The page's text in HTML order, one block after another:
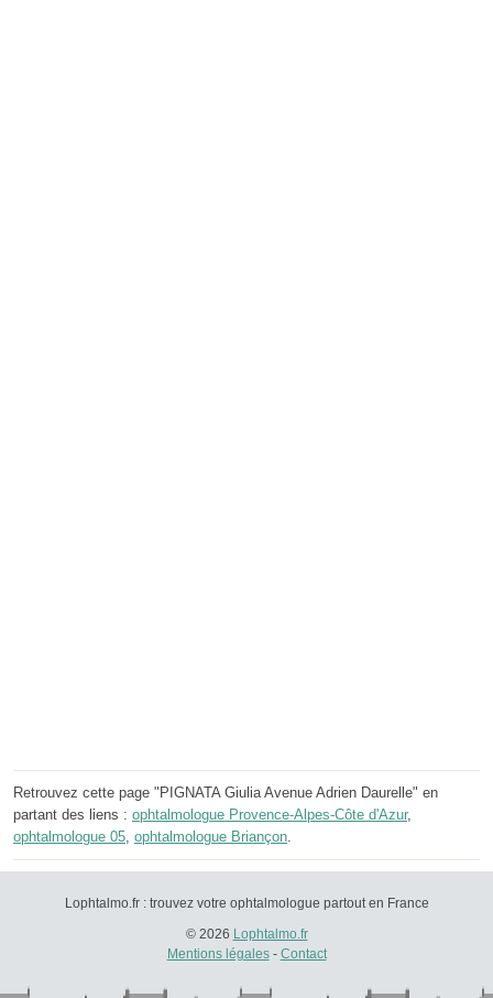
Retrouvez cette page "PIGNATA Giulia Avenue Adrien Daurelle" en
partant des liens : ophtalmologue Provence-Alpes-Côte d'Azur,
ophtalmologue 05 ophtalmologue Briançon
Lophtalmo.fr : trouvez votre ophtalmologue partout en France
© 2026 Lophtalmo.fr
Mentions légales- Contact